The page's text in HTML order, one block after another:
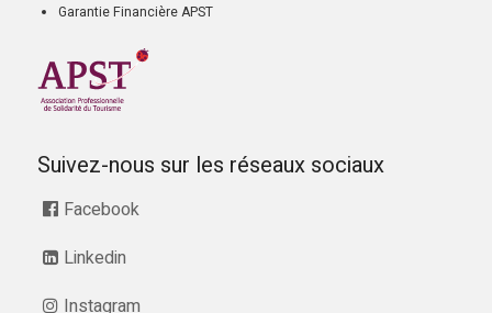
Garantie Financière APST
Suivez-nous sur les réseaux sociaux
Facebook
Linkedin
Instagram